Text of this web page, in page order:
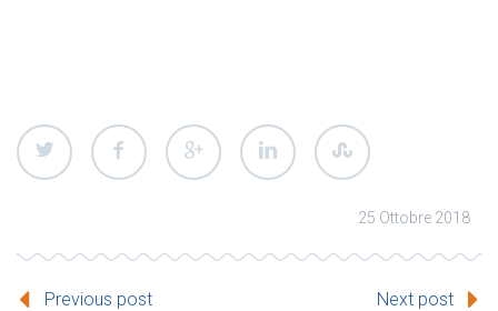
25 Ottobre 2018
Previous post Next post